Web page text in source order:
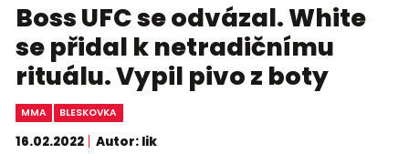
Boss UFC se odvázal. White
se přidal k netradičnímu
rituálu. Vypil pivo z boty
MMA BLESKOVKA
16.02.2022 Autor: lik